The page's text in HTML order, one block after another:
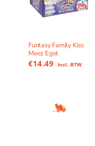
Funtasy Family Kiss
Meez Egel
€14.49 Incl. BTW